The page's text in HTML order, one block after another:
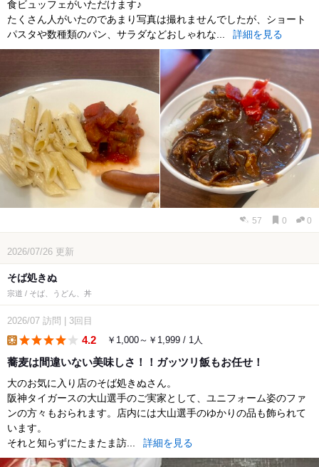
食ビュッフェがいただけます♪
たくさん人がいたのであまり写真は撮れませんでしたが、ショート
パスタや数種類のパン、サラダなどおしゃれな...
詳細を見る
57 0 0
2026/07/26 更新
そば処きぬ
宗道 / そば、うどん、丼
2026/07 訪問 3回目
4.2 ￥1,000～￥1,999 / 1人
蕎麦は間違いない美味しさ！！ガッツリ飯もお任せ！
大のお気に入り店のそば処きぬさん。
阪神タイガースの大山選手のご実家として、ユニフォーム姿のファ
ンの方々もおられます。店内には大山選手のゆかりの品も飾られて
います。
それと知らずにたまたま訪...
詳細を見る